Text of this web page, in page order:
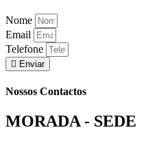
Nome
Email
Telefone
Enviar
Nossos Contactos
MORADA - SEDE